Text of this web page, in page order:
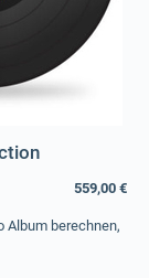
559,00 €
Album berechnen,